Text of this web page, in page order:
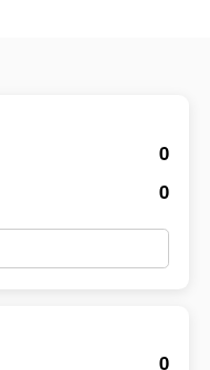
0
0
0